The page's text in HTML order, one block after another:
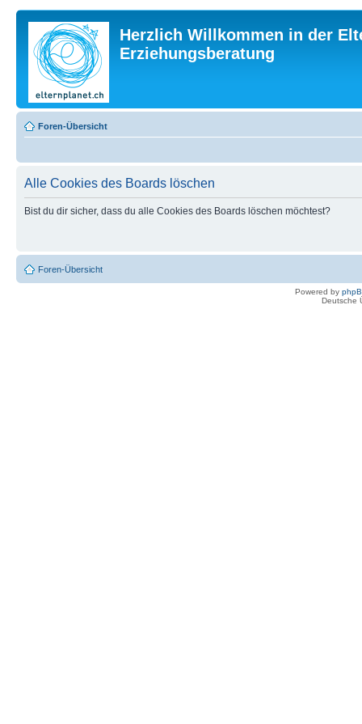
Herzlich Willkommen in der
Erziehungsberatung
Foren-Übersicht
Alle Cookies des Boards löschen
Bist du dir sicher, dass du alle Cookies des Boards löschen möchtest?
Foren-Übersicht
Powered by
Deutsche